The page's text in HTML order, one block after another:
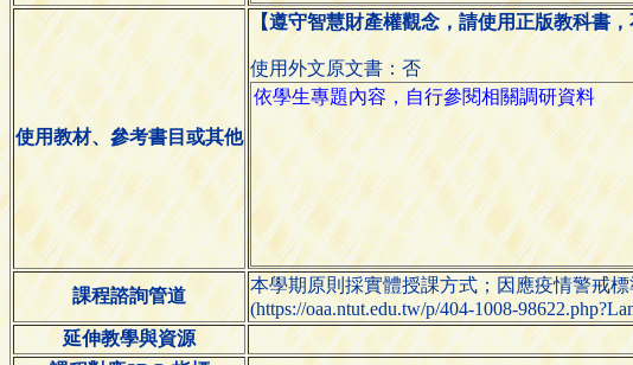
使用教材、參考書目或其他
【遵守智慧財產權觀念，請使用正版教科書
使用外文原文書：否
課程諮詢管道
本學期原則採實體授課方式；因應疫情警戒
(https://oaa.ntut.edu.tw/p/404-1008-
延伸教學與資源